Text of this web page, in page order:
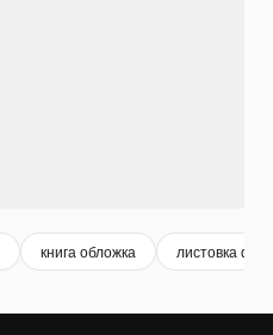
книга обложка листовка фон